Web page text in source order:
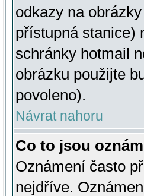
odkazy na
přístupná stanice)
schránky hotmail
obrázku použijte
povoleno).
Návrat nahoru
Co to jsou
Oznámení často
nejdříve.